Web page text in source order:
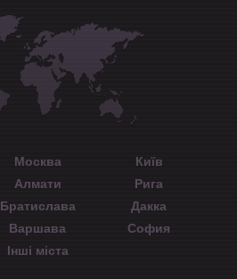
Москва
Київ
Алмати
Рига
Братислава
Дакка
Варшава
София
Інші міста